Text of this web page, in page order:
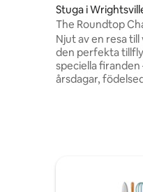
Stuga i
The Roundtop
tillflyktsort för
Njut av en resa
den perfekta
speciella
årsdagar,
stuga är perfekt
romantiska
Breville Touch